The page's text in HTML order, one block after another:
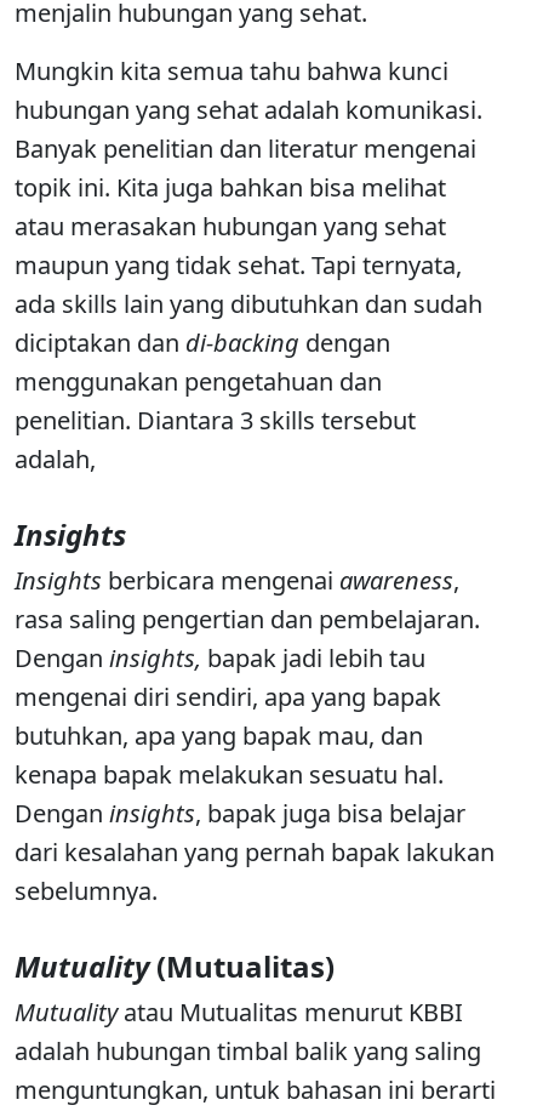
menjalin hubungan yang sehat.
Mungkin kita semua tahu bahwa kunci
hubungan yang sehat adalah komunikasi.
Banyak penelitian dan literatur mengenai
topik ini. Kita juga bahkan bisa melihat
atau merasakan hubungan yang sehat
maupun yang tidak sehat. Tapi ternyata,
ada skills lain yang dibutuhkan dan sudah
diciptakan dan di-backing dengan
menggunakan pengetahuan dan
penelitian. Diantara 3 skills tersebut
adalah,
Insights
Insights berbicara mengenai awareness,
rasa saling pengertian dan pembelajaran.
Dengan insights, bapak jadi lebih tau
mengenai diri sendiri, apa yang bapak
butuhkan, apa yang bapak mau, dan
kenapa bapak melakukan sesuatu hal.
Dengan insights, bapak juga bisa belajar
dari kesalahan yang pernah bapak lakukan
sebelumnya.
Mutuality(Mutualitas)
Mutualityatau Mutualitas menurut KBBI
adalah hubungan timbal balik yang saling
menguntungkan, untuk bahasan ini berarti